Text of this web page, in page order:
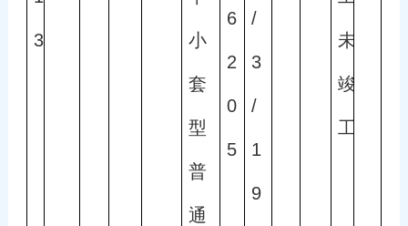
3 小
套
型
普
通
6
2
0
5
/
3
/
1
9
未
竣
工